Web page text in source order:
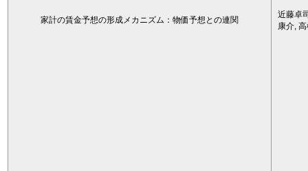
家計の賃金予想の形成メカニズム：物価予想との連関
近藤卓
康介,